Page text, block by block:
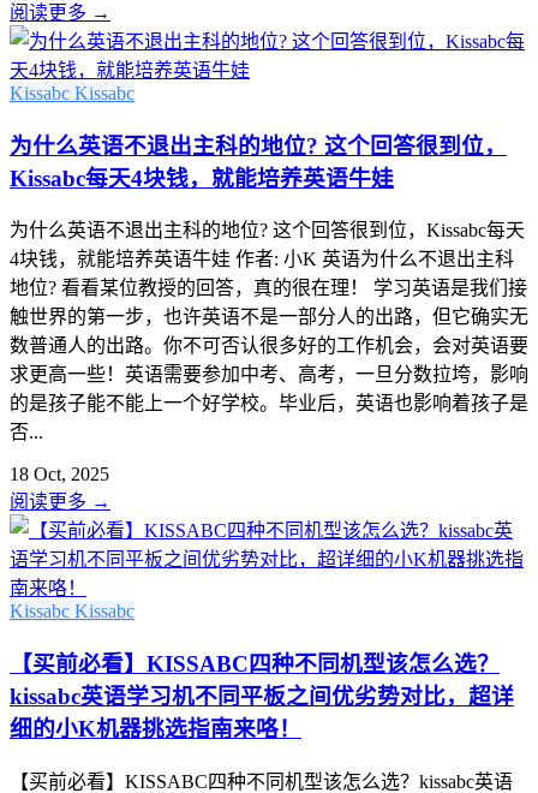
阅读更多 →
Kissabc Kissabc
为什么英语不退出主科的地位? 这个回答很到位，
Kissabc每天4块钱，就能培养英语牛娃
为什么英语不退出主科的地位? 这个回答很到位，Kissabc每天
4块钱，就能培养英语牛娃 作者: 小K 英语为什么不退出主科
地位? 看看某位教授的回答，真的很在理！ 学习英语是我们接
触世界的第一步，也许英语不是一部分人的出路，但它确实无
数普通人的出路。你不可否认很多好的工作机会，会对英语要
求更高一些！英语需要参加中考、高考，一旦分数拉垮，影响
的是孩子能不能上一个好学校。毕业后，英语也影响着孩子是
否...
18 Oct, 2025
阅读更多 →
Kissabc Kissabc
【买前必看】KISSABC四种不同机型该怎么选？
kissabc英语学习机不同平板之间优劣势对比，超详
细的小K机器挑选指南来咯！
【买前必看】KISSABC四种不同机型该怎么选？kissabc英语